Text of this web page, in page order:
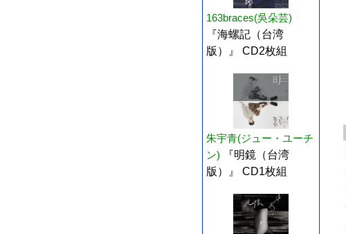
163braces(吳朵芸)
『海螺記（台湾
版）』 CD2枚組
朱宇青(ジュー・ユーチ
ン)
『明鏡（台湾
版）』 CD1枚組